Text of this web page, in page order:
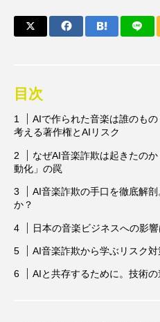
目次
AIで作られた音楽は誰のも
考える著作権とAIリスク
なぜAI音楽詐欺は起きたの
動化」の罠
AI音楽詐欺の手口を徹底解
か？
日本の音楽ビジネスへの影
AI音楽詐欺から学ぶリスク
AIと共存するために。技術